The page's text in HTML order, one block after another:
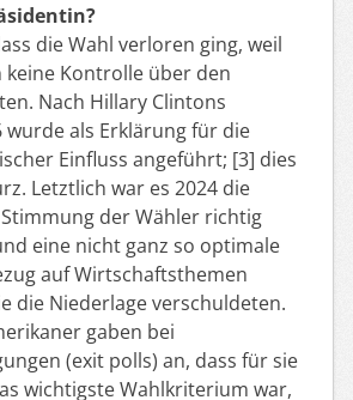
die Wahl verloren ging, weil
Kontrolle über den
Nach Hillary Clintons
wurde als Erklärung für die
Einfluss angeführt; [3] dies
Letztlich war es 2024 die
der Wähler richtig
eine nicht ganz so optimale
auf Wirtschaftsthemen
die Niederlage verschuldeten.
gaben bei
(exit polls) an, dass für sie
wichtigste Wahlkriterium war,